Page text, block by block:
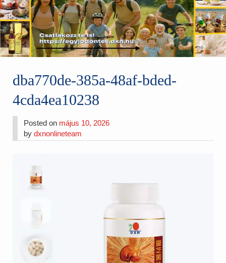
dba770de-385a-48af-bded-
4cda4ea10238
Posted on május 10, 2026
bydxnonlineteam